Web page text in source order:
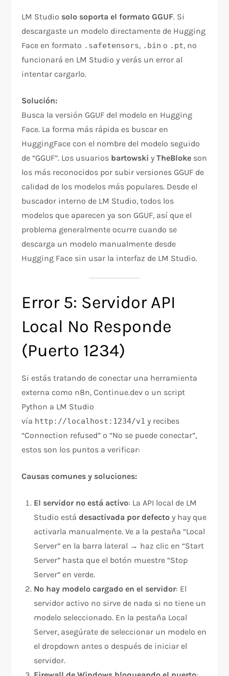
LM Studio solo soporta el formato GGUF. Si
descargaste un modelo directamente de Hugging
Face en formato .safetensors, .bin o .pt, no
funcionará en LM Studio y verás un error al
intentar cargarlo.
Solución:
Busca la versión GGUF del modelo en Hugging
Face. La forma más rápida es buscar en
HuggingFace con el nombre del modelo seguido
de “GGUF”. Los usuarios bartowski yTheBloke son
los más reconocidos por subir versiones GGUF de
calidad de los modelos más populares. Desde el
buscador interno de LM Studio, todos los
modelos que aparecen ya son GGUF, así que el
problema generalmente ocurre cuando se
descarga un modelo manualmente desde
Hugging Face sin usar la interfaz de LM Studio.
Error 5: Servidor API
Local No Responde
(Puerto 1234)
Si estás tratando de conectar una herramienta
externa como n8n, Continue.dev o un script
Python a LM Studio
vía http://localhost:1234/v1 y recibes
“Connection refused” o “No se puede conectar”,
estos son los puntos a verificar:
Causas comunes y soluciones:
El servidor no está activo: La API local de LM
Studio estádesactivada por defecto y hay que
activarla manualmente. Ve a la pestaña “Local
Server” en la barra lateral → haz clic en “Start
Server” hasta que el botón muestre “Stop
Server” en verde.
No hay modelo cargado en el servidor: El
servidor activo no sirve de nada si no tiene un
modelo seleccionado. En la pestaña Local
Server, asegúrate de seleccionar un modelo en
el dropdown antes o después de iniciar el
servidor.